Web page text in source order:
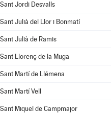
Sant Jordi Desvalls
Sant Julià del Llor i Bonmatí
Sant Julià de Ramis
Sant Llorenç de la Muga
Sant Martí de Llémena
Sant Martí Vell
Sant Miquel de Campmajor